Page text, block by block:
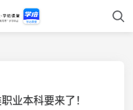
业本科要来了！